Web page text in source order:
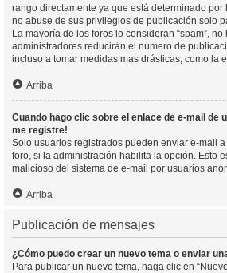
rango directamente ya que está determinado por
no abuse de sus privilegios de publicación solo
La mayoría de los foros lo consideran “spam”,
administradores reducirán el número de
incluso a tomar medidas mas drásticas, como la
Arriba
Cuando hago clic sobre el enlace de e-mail de
me registre!
Solo usuarios registrados pueden enviar e-mail a
foro, si la administración habilita la opción. Esto
malicioso del sistema de e-mail por usuarios
Arriba
Publicación de mensajes
¿Cómo puedo crear un nuevo tema o enviar
Para publicar un nuevo tema, haga clic en